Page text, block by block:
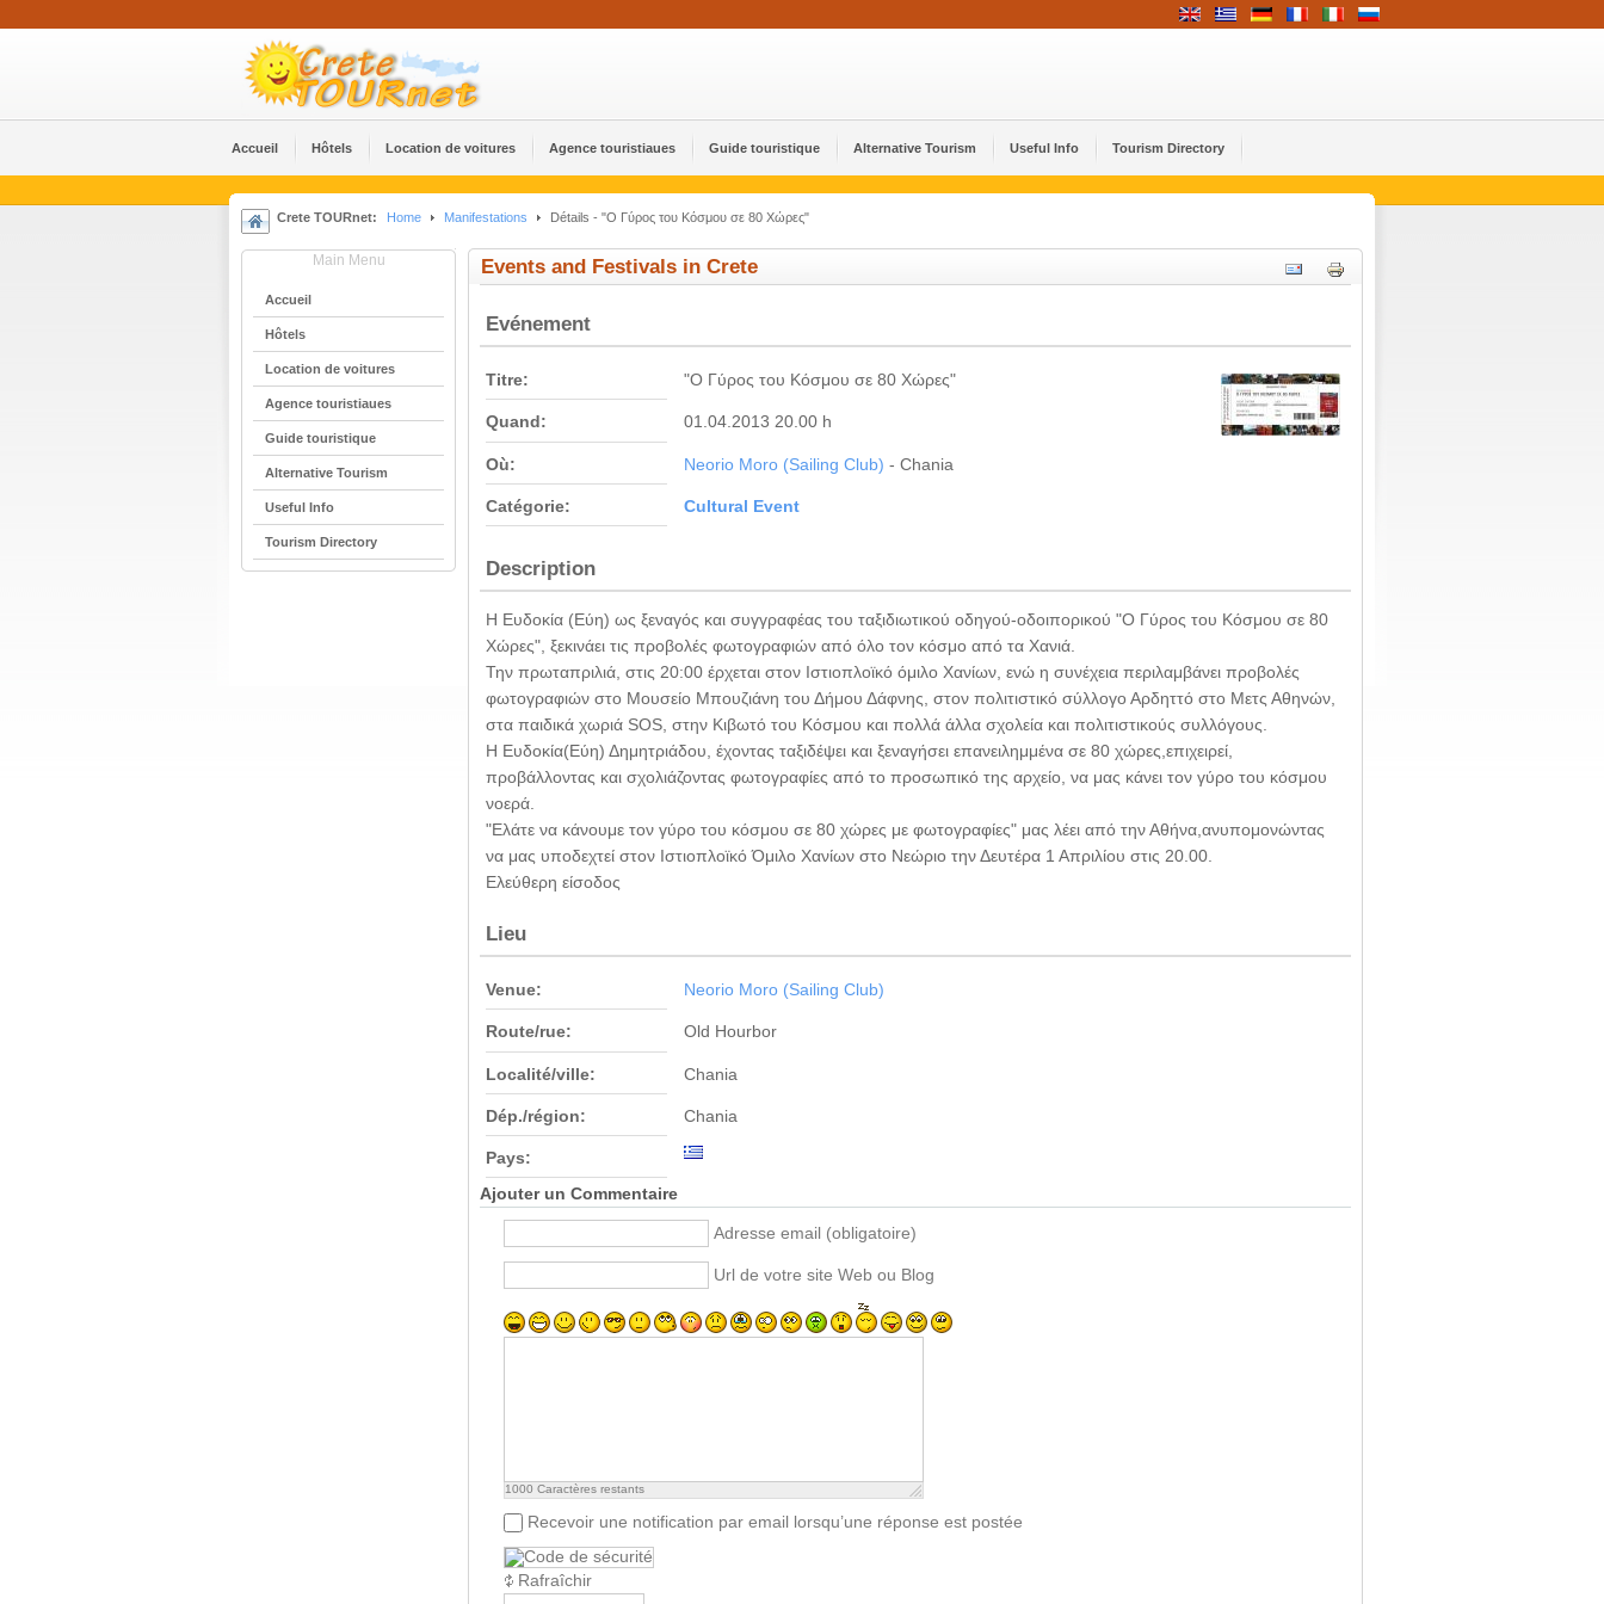
Accueil Hôtels Location de voitures Agence touristiaues Guide touristique Alternative Tourism Useful Info Tourism Directory
Crete TOURnet: Home Manifestations Détails - "Ο Γύρος του Κόσμου σε 80 Χώρες"
Main Menu
Accueil
Hôtels
Location de voitures
Agence touristiaues
Guide touristique
Alternative Tourism
Useful Info
Tourism Directory
Events and Festivals in Crete
Evénement
Titre: "Ο Γύρος του Κόσμου σε 80 Χώρες"
Quand: 01.04.2013 20.00 h
Où: Neorio Moro (Sailing Club) - Chania
Catégorie: Cultural Event
Description
Η Ευδοκία (Εύη) ως ξεναγός και συγγραφέας του ταξιδιωτικού οδηγού-οδοιπορικού "Ο Γύρος του Κόσμου σε 80
Χώρες", ξεκινάει τις προβολές φωτογραφιών από όλο τον κόσμο από τα Χανιά.
Την πρωταπριλιά, στις 20:00 έρχεται στον Ιστιοπλοϊκό όμιλο Χανίων, ενώ η συνέχεια περιλαμβάνει προβολές
φωτογραφιών στο Μουσείο Μπουζιάνη του Δήμου Δάφνης, στον πολιτιστικό σύλλογο Αρδηττό στο Μετς Αθηνών,
στα παιδικά χωριά SOS, στην Κιβωτό του Κόσμου και πολλά άλλα σχολεία και πολιτιστικούς συλλόγους.
Η Ευδοκία(Εύη) Δημητριάδου, έχοντας ταξιδέψει και ξεναγήσει επανειλημμένα σε 80 χώρες,επιχειρεί,
προβάλλοντας και σχολιάζοντας φωτογραφίες από το προσωπικό της αρχείο, να μας κάνει τον γύρο του κόσμου
νοερά.
"Ελάτε να κάνουμε τον γύρο του κόσμου σε 80 χώρες με φωτογραφίες" μας λέει από την Αθήνα,ανυπομονώντας
να μας υποδεχτεί στον Ιστιοπλοϊκό Όμιλο Χανίων στο Νεώριο την Δευτέρα 1 Απριλίου στις 20.00.
Ελεύθερη είσοδος
Lieu
Venue: Neorio Moro (Sailing Club)
Route/rue: Old Hourbor
Localité/ville: Chania
Dép./région: Chania
Pays:
Ajouter un Commentaire
Adresse email (obligatoire)
Url de votre site Web ou Blog
1000 Caractères restants
Recevoir une notification par email lorsqu’une réponse est postée
Rafraîchir